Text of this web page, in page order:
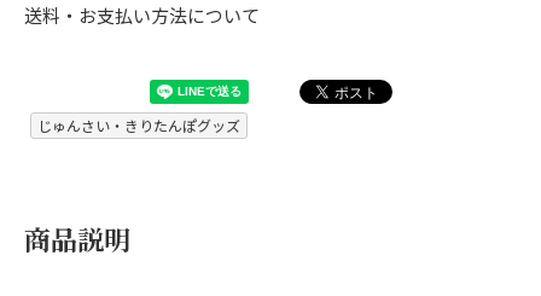
送料・お支払い方法について
じゅんさい・きりたんぽグッズ
商品説明